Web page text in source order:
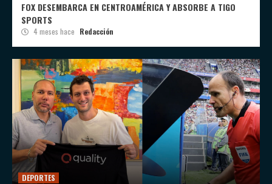
FOX DESEMBARCA EN CENTROAMÉRICA Y ABSORBE A TIGO
SPORTS
4 meses hace Redacción
DEPORTES